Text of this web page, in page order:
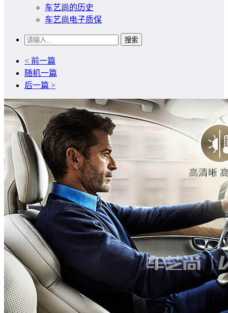
车艺尚的历史
车艺尚电子质保
搜索
< 前一篇
随机一篇
后一篇 >